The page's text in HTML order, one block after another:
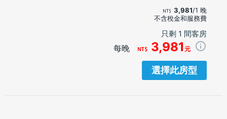
3,981/1 晚
不含稅金和服務費
只剩 1 間客房
每晚 3,981 元
選擇此房型